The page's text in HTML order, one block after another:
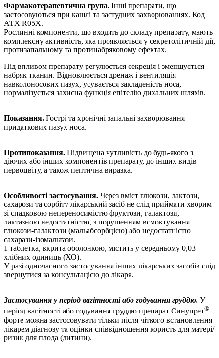
Фармакотерапевтична група. Інші препарати, що
застосовуються при кашлі та застудних захворюваннях. Код
АТХ R05X.
Рослинні компоненти, що входять до складу препарату, мають
комплексну активність, яка проявляється у секретолітичній дії,
протизапальному та протинабряковому ефектах.
Під впливом препарату регулюється секреція і зменшується
набряк тканин. Відновлюється дренаж і вентиляція
навколоносових пазух, усувається закладеність носа,
нормалізується захисна функція епітелію дихальних шляхів.
Показання. Гострі та хронічні запальні захворювання
придаткових пазух носа.
Протипоказання. Підвищена чутливість до будь-якого з
діючих або інших компонентів препарату, до інших видів
первоцвіту, а також пептична виразка.
Особливості застосування. Через вміст глюкози, лактози,
сахарози та сорбіту лікарський засіб не слід приймати хворим
зі спадковою непереносимістю фруктози, галактози,
лактазною недостатністю, з порушенням всмоктування
глюкози-галактози (мальабсорбцією) або недостатністю
сахарази-ізомальтази.
1 таблетка, вкрита оболонкою, містить у середньому 0,03
хлібних одиниць (ХО).
У разі одночасного застосування інших лікарських засобів слід
звернутися за консультацією до лікаря.
Застосування у період вагітності або годування груддю. У
період вагітності або годування груддю препарат Синупрет®
форте можна застосовувати тільки після чіткого встановлення
лікарем діагнозу та оцінки співвідношення користь для матері/
ризик для плода (дитини).